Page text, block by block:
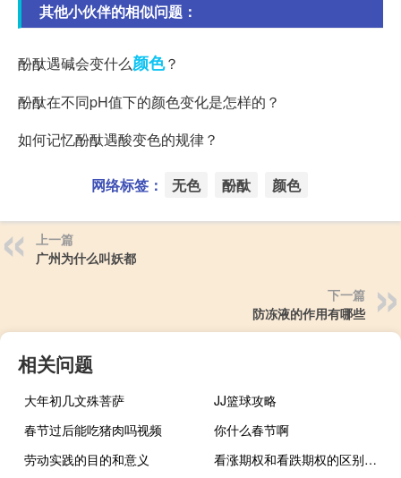
其他小伙伴的相似问题：
酚酞遇碱会变什么颜色？
酚酞在不同pH值下的颜色变化是怎样的？
如何记忆酚酞遇酸变色的规律？
网络标签： 无色 酚酞 颜色
上一篇
广州为什么叫妖都
下一篇
防冻液的作用有哪些
相关问题
大年初几文殊菩萨
JJ篮球攻略
春节过后能吃猪肉吗视频
你什么春节啊
劳动实践的目的和意义
看涨期权和看跌期权的区别和特点（看涨期权和看跌期权的区别）